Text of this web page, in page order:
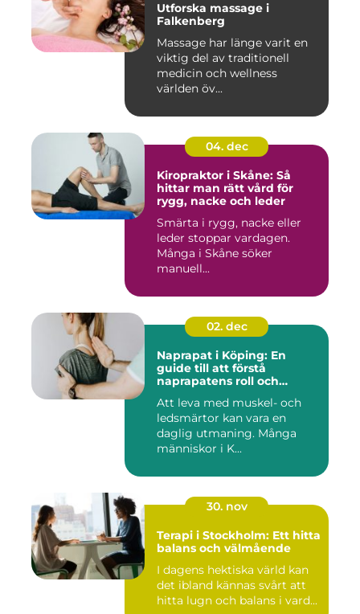
Utforska massage i
Falkenberg
Massage har länge varit en
viktig del av traditionell
medicin och wellness
världen öv...
04. dec
Kiropraktor i Skåne: Så
hittar man rätt vård för
rygg, nacke och leder
Smärta i rygg, nacke eller
leder stoppar vardagen.
Många i Skåne söker
manuell...
02. dec
Naprapat i Köping: En
guide till att förstå
naprapatens roll och
Att leva med muskel- och
ledsmärtor kan vara en
daglig utmaning. Många
människor i K...
30. nov
Terapi i Stockholm: Ett hitta
balans och välmående
I dagens hektiska värld kan
det ibland kännas svårt att
hitta lugn och balans i vard...